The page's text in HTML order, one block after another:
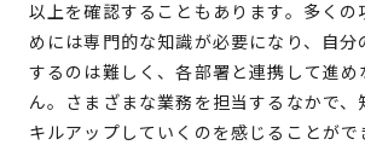
以上を確認することもあります。多くの
めには専門的な知識が必要になり、自分
するのは難しく、各部署と連携して進め
ん。さまざまな業務を担当するなかで、
キルアップしていくのを感じることがで